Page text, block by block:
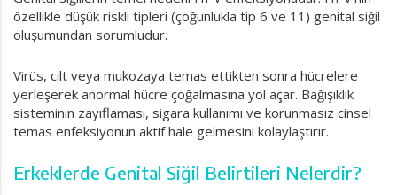
özellikle düşük riskli tipleri (çoğunlukla tip 6 ve 11) genital siğil
oluşumundan sorumludur.
Virüs, cilt veya mukozaya temas ettikten sonra hücrelere
yerleşerek anormal hücre çoğalmasına yol açar. Bağışıklık
sisteminin zayıflaması, sigara kullanımı ve korunmasız cinsel
temas enfeksiyonun aktif hale gelmesini kolaylaştırır.
Erkeklerde Genital Siğil Belirtileri Nelerdir?